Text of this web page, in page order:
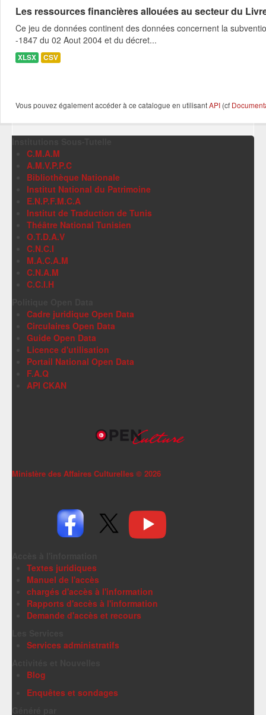
Les ressources financières allouées au secteur du
Ce jeu de données continent des données concernent la
-1847 du 02 Aout 2004 et du décret...
XLSX CSV
Vous pouvez également accéder à ce catalogue en utilisantAPI (cf
C.M.A.M
A.M.V.P.P.C
Bibliothèque Nationale
Institut National du Patrimoine
E.N.P.F.M.C.A
Institut de Traduction de Tunis
Théâtre National Tunisien
O.T.D.A.V
C.N.C.I
M.A.C.A.M
C.N.A.M
C.C.I.H
Cadre juridique Open Data
Circulaires Open Data
Guide Open Data
Licence d'utilisation
Portail National Open Data
F.A.Q
API CKAN
Ministère des Affaires Culturelles © 2026
Textes juridiques
Manuel de l'accès
chargés d'accès à l'information
Rapports d'accès à l'information
Demande d'accès et recours
Services administratifs
Blog
Enquêtes et sondages